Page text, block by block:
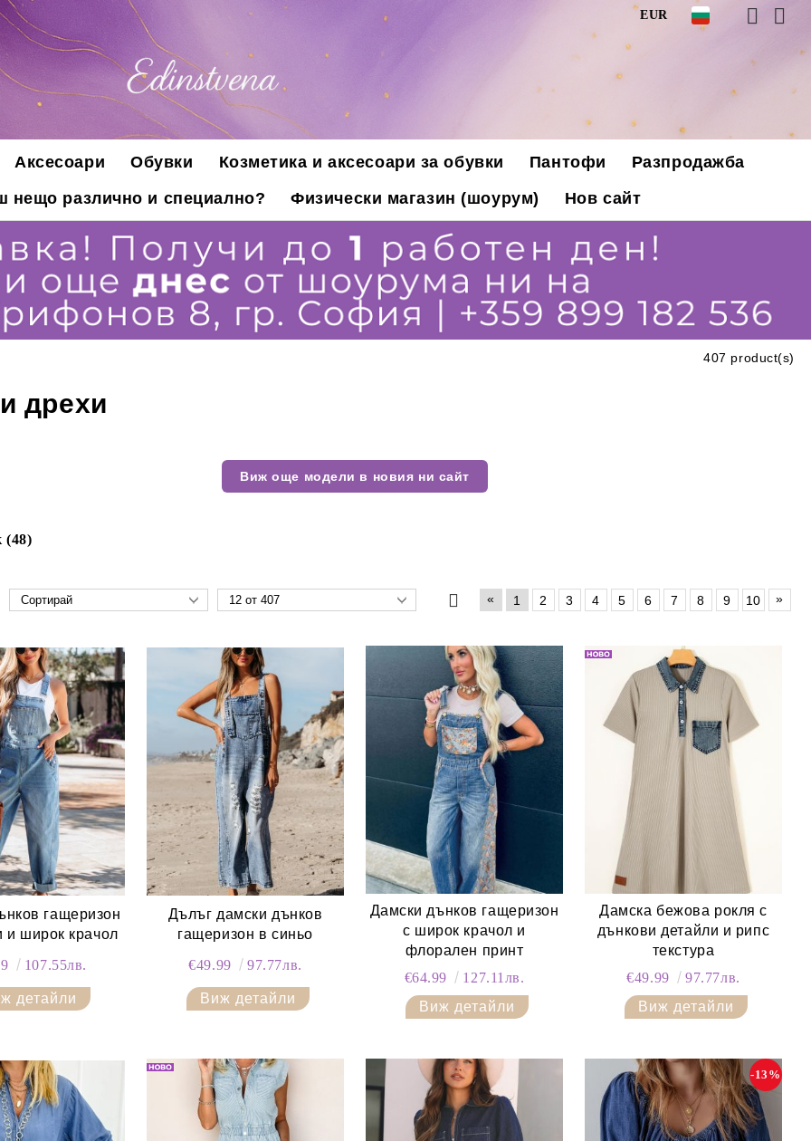
EUR
Аксесоари Обувки Козметика и аксесоари за обувки Пантофи
Разпродажба
нещо различно и специално? Физически магазин (шоурум) Нов сайт
дрехи
Виж още модели в новия ни сайт
(48)
407 product(s)
« 1 2 3 4 5 6 7 8 9 10 »
гащеризон
и широк крачол
107.55лв.
детайли
Дълъг дамски дънков
гащеризон в синьо
€49.99 97.77лв.
Виж детайли
Дамски дънков гащеризон
с широк крачол и
флорален принт
€64.99
127.11лв.
Виж детайли
Дамска бежова рокля с
дънкови детайли и рипс
текстура
€49.99
97.77лв.
Виж детайли
-13%